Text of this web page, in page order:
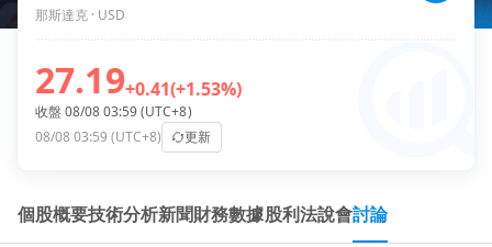
那斯達克 · USD
27.19+0.41(+1.53%)
收盤 08/08 03:59 (UTC+8)
08/08 03:59 (UTC+8)
更新
個股概要技術分析新聞財務數據股利法說會討論